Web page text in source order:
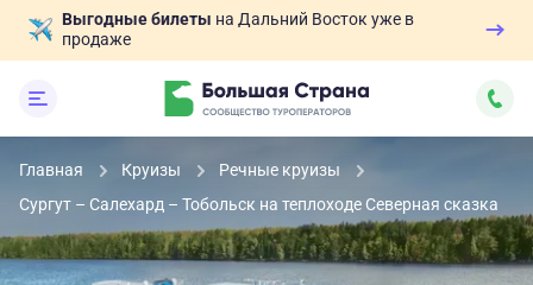
Выгодные билеты на Дальний Восток уже в
продаже
Главная Круизы
Речные круизы
Сургут – Салехард – Тобольск на теплоходе Северная сказка